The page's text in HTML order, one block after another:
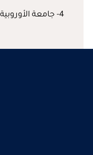
4- جامعة الأوروبية.